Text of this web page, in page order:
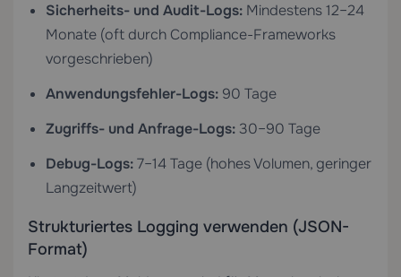
Sicherheits- und Audit-Logs: Mindestens 12–24
Monate (oft durch Compliance-Frameworks
vorgeschrieben)
Anwendungsfehler-Logs: 90 Tage
Zugriffs- und Anfrage-Logs: 30–90 Tage
Debug-Logs:7–14 Tage (hohes Volumen, geringer
Langzeitwert)
Strukturiertes Logging verwenden (JSON-
Format)